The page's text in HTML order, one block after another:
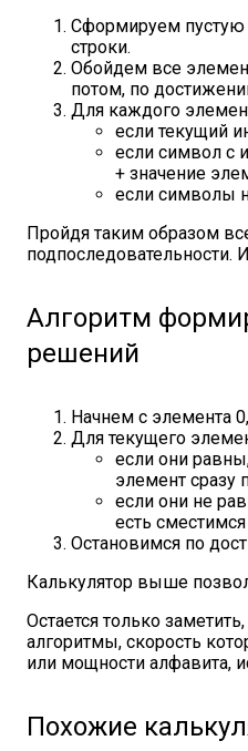
Сформируем
строки.
Обойдем все
потом, по
Для каждого
если текущий
если символ с
+ значение
если символы
Пройдя таким образом
подпоследовательности.
Алгоритм
решений
Начнем с элемента
Для текущего
если они
элемент сразу
если они не
есть
Остановимся по
Калькулятор выше
Остается только
алгоритмы, скорость
или мощности алфавита,
Похожие